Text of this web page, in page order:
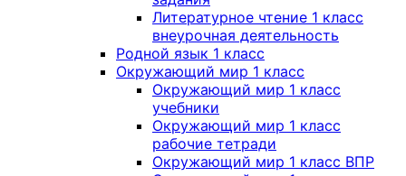
Литературное чтение 1 класс
внеурочная деятельность
Родной язык 1 класс
Окружающий мир 1 класс
Окружающий мир 1 класс
учебники
Окружающий мир 1 класс
рабочие тетради
Окружающий мир 1 класс ВПР